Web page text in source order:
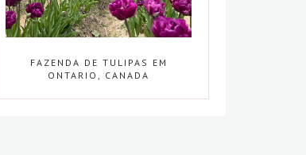
FAZENDA DE TULIPAS EM
ONTARIO, CANADA